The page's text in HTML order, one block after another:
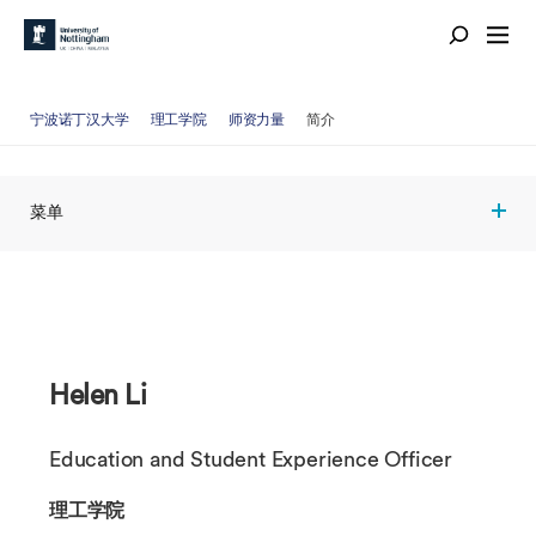
宁波诺丁汉大学 理工学院 师资力量 简介
菜单
Helen Li
Education and Student Experience Officer
理工学院